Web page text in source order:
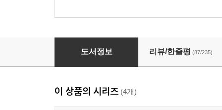
기사단장 죽이기 2
도서정보 리뷰/한줄평 (87/235)
이 상품의 시리즈 (4개)